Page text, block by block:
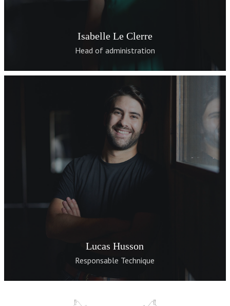
Isabelle Le Clerre
Head of administration
Lucas Husson
Responsable Technique